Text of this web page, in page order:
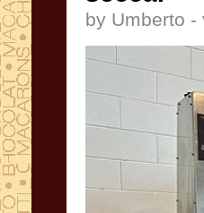
by Umberto -